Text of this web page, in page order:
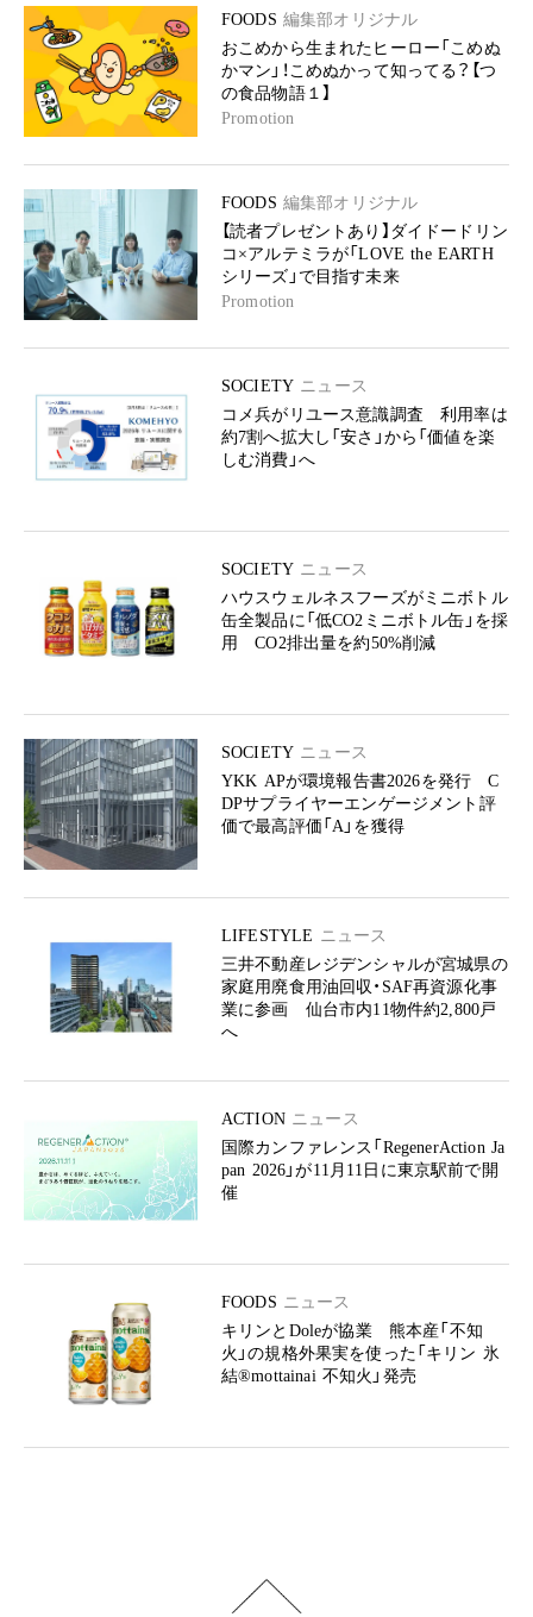
FOODS 編集部オリジナル
おこめから生まれたヒーロー「こめぬ
かマン」！こめぬかって知ってる？【つ
の食品物語１】
Promotion
FOODS 編集部オリジナル
【読者プレゼントあり】ダイドードリン
コ×アルテミラが「LOVE the EARTH
シリーズ」で目指す未来
Promotion
SOCIETY ニュース
コメ兵がリユース意識調査 利用率は
約7割へ拡大し「安さ」から「価値を楽
しむ消費」へ
SOCIETY ニュース
ハウスウェルネスフーズがミニボトル
缶全製品に「低CO2ミニボトル缶」を採
用 CO2排出量を約50%削減
SOCIETY ニュース
YKK APが環境報告書2026を発行 C
DPサプライヤーエンゲージメント評
価で最高評価「A」を獲得
LIFESTYLE
ニュース
三井不動産レジデンシャルが宮城県の
家庭用廃食用油回収・SAF再資源化事
業に参画 仙台市内11物件約2,800戸
へ
ACTION ニュース
国際カンファレンス「RegenerAction Ja
pan 2026」が11月11日に東京駅前で開
催
FOODS ニュース
キリンとDoleが協業 熊本産「不知
火」の規格外果実を使った「キリン 氷
結®mottainai 不知火」発売